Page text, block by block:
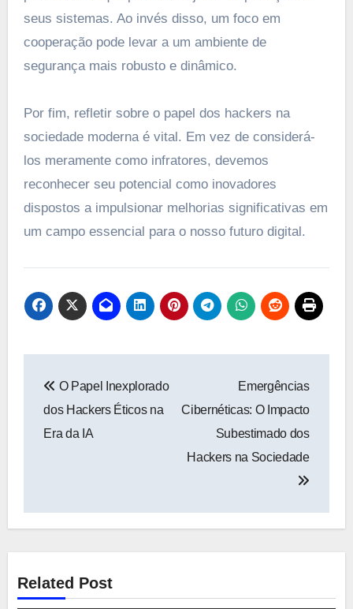
seus sistemas. Ao invés disso, um foco em
cooperação pode levar a um ambiente de
segurança mais robusto e dinâmico.
Por fim, refletir sobre o papel dos hackers na
sociedade moderna é vital. Em vez de considerá-
los meramente como infratores, devemos
reconhecer seu potencial como inovadores
dispostos a impulsionar melhorias significativas em
um campo essencial para o nosso futuro digital.
de
Post
O Papel Inexplorado
dos Hackers Éticos na
Era da IA
Emergências
Cibernéticas: O Impacto
Subestimado dos
Hackers na Sociedade
Related Post